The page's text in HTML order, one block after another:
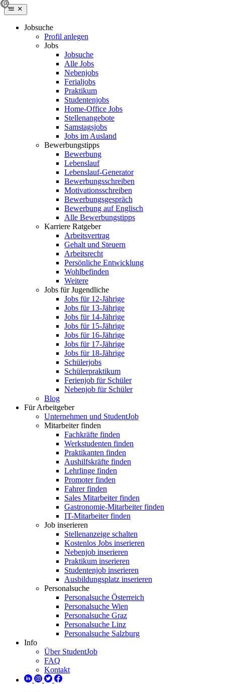
Jobsuche
Profil anlegen
Jobs
Jobsuche
Alle Jobs
Nebenjobs
Ferialjobs
Praktikum
Studentenjobs
Home-Office Jobs
Stellenangebote
Samstagsjobs
Jobs im Ausland
Bewerbungstipps
Bewerbung
Lebenslauf
Lebenslauf-Generator
Bewerbungsschreiben
Motivationsschreiben
Bewerbungsgespräch
Bewerbung auf Englisch
Alle Bewerbungstipps
Karriere Ratgeber
Arbeitsvertrag
Gehalt und Steuern
Arbeitsrecht
Persönliche Entwicklung
Wohlbefinden
Weitere
Jobs für Jugendliche
Jobs für 12-Jährige
Jobs für 13-Jährige
Jobs für 14-Jährige
Jobs für 15-Jährige
Jobs für 16-Jährige
Jobs für 17-Jährige
Jobs für 18-Jährige
Schülerjobs
Schülerpraktikum
Ferienjob für Schüler
Nebenjob für Schüler
Blog
Für Arbeitgeber
Unternehmen und StudentJob
Mitarbeiter finden
Fachkräfte finden
Werkstudenten finden
Praktikanten finden
Aushilfskräfte finden
Lehrlinge finden
Promoter finden
Fahrer finden
Sales Mitarbeiter finden
Gastronomie-Mitarbeiter finden
IT-Mitarbeiter finden
Job inserieren
Stellenanzeige schalten
Kostenlos Jobs inserieren
Nebenjob inserieren
Praktikum inserieren
Studentenjob inserieren
Ausbildungsplatz inserieren
Personalsuche
Personalsuche Österreich
Personalsuche Wien
Personalsuche Graz
Personalsuche Linz
Personalsuche Salzburg
Info
Über StudentJob
FAQ
Kontakt